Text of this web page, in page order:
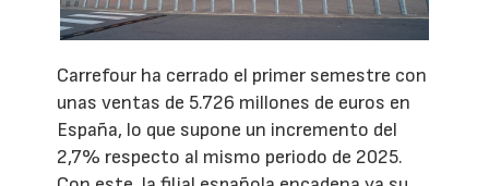
Carrefour ha cerrado el primer semestre con
unas ventas de 5.726 millones de euros en
España, lo que supone un incremento del
2,7% respecto al mismo periodo de 2025.